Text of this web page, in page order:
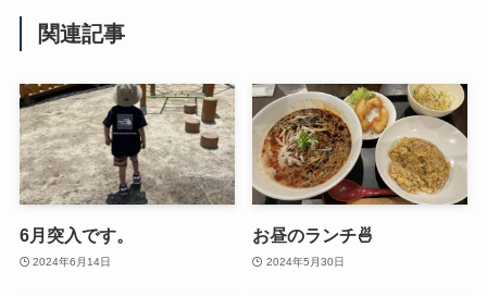
関連記事
6月突入です。
2024年6月14日
お昼のランチ🍜
2024年5月30日